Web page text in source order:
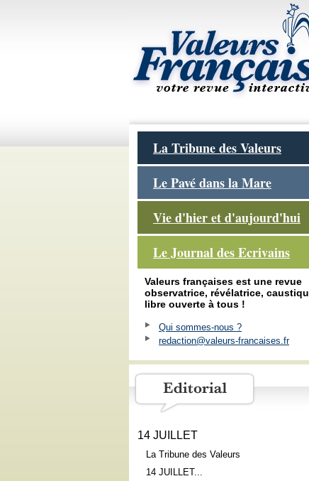
La Tribune des Valeurs
Le Pavé dans la Mare
Vie d'hier et d'aujourd'hui
Le Journal des Ecrivains
Valeurs françaises est une revue
observatrice, révélatrice,
libre ouverte à tous !
Qui sommes-nous ?
redaction@valeurs-francaises.fr
14 JUILLET
La Tribune des Valeurs
14 JUILLET...